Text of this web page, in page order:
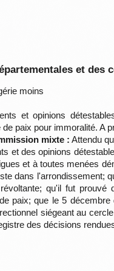
et des
moins
et opinions
paix pour immoralité. A
mixte : Attendu
et des opinions
et à toutes menées
dans l'arrondissement;
qu'il fut
paix; que le 5
siégeant au
des décisions